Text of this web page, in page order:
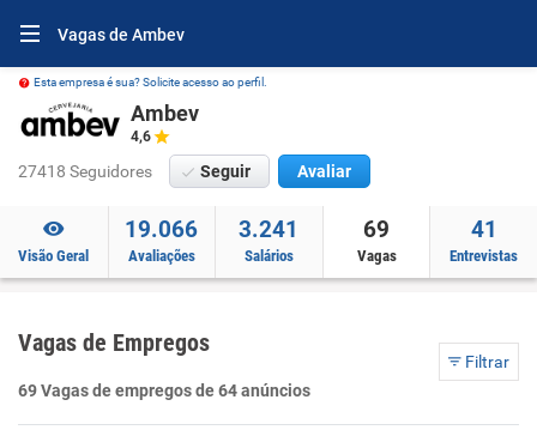
Vagas de Ambev
Esta empresa é sua? Solicite acesso ao perfil.
Ambev
4,6
27418 Seguidores Seguir Avaliar
Visão Geral
19.066
Avaliações
3.241
Salários
69
Vagas
41
Entrevistas
Vagas de Empregos
Filtrar
69 Vagas de empregos de 64 anúncios